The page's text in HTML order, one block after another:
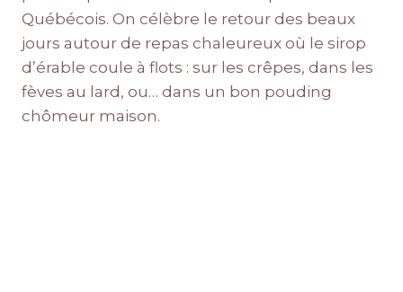
Québécois. On célèbre le retour des beaux
jours autour de repas chaleureux où le sirop
d’érable coule à flots : sur les crêpes, dans les
fèves au lard, ou… dans un bon pouding
chômeur maison.